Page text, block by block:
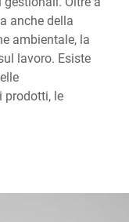
anche della
ambientale, la
lavoro. Esiste
prodotti, le